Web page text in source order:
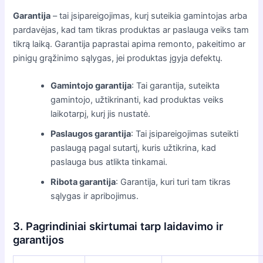
Garantija – tai įsipareigojimas, kurį suteikia gamintojas arba
pardavėjas, kad tam tikras produktas ar paslauga veiks tam
tikrą laiką. Garantija paprastai apima remonto, pakeitimo ar
pinigų grąžinimo sąlygas, jei produktas įgyja defektų.
Gamintojo garantija: Tai garantija, suteikta
gamintojo, užtikrinanti, kad produktas veiks
laikotarpį, kurį jis nustatė.
Paslaugos garantija: Tai įsipareigojimas suteikti
paslaugą pagal sutartį, kuris užtikrina, kad
paslauga bus atlikta tinkamai.
Ribota garantija: Garantija, kuri turi tam tikras
sąlygas ir apribojimus.
3. Pagrindiniai skirtumai tarp laidavimo ir
garantijos